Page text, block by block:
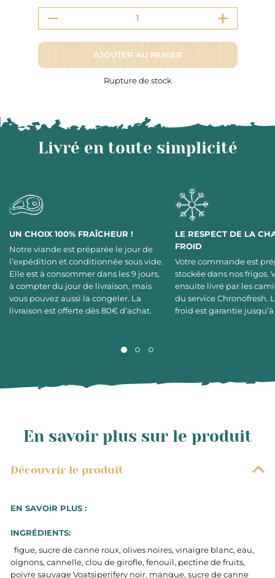
AJOUTER AU PANIER
Rupture de stock
Livré en toute simplicité
UN CHOIX 100% FRAÎCHEUR !
Notre viande est préparée le jour de
l’expédition et conditionnée sous vide.
Elle est à consommer dans les 9 jours,
à compter du jour de livraison, mais
vous pouvez aussi la congeler. La
livraison est offerte dès 80€ d’achat.
LE RESPECT DE LA
FROID
Votre commande est
stockée dans nos frigos.
ensuite livré par les
du service Chronofresh.
froid est garantie
En savoir plus sur le produit
Découvrir le produit
EN SAVOIR PLUS :
INGRÉDIENTS:
figue, sucre de canne roux, olives noires, vinaigre blanc, eau,
oignons, cannelle, clou de girofle, fenouil, pectine de fruits,
poivre sauvage Voatsiperifery noir. mangue, sucre de canne